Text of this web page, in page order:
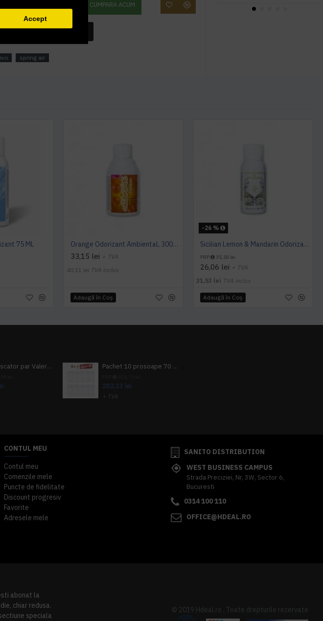
Accept
CUMPARA ACUM
spring air
75 ML Orange Odorizant Ambiental, 3000 utilizari - 163mc, Hygiene Vision
33,15 lei + TVA
40,11 lei TVA inclus
Adaugă în Coş
-26 %
Sicilian Lemon & Mandarin Odorizant MINI, Hygiene 4 You
PRP 35,18 lei
26,06 lei + TVA
31,53 lei TVA inclus
Adaugă în Coş
Pachet Uscator par Valera Action Super Plus + GRATUIT Sampon si gel de dus Tork Pachet 10 prosoape 70 x 140cm 9 + 1 gratuit
282,33 lei
+ TVA
CONTUL MEU
Contul meu
Comenzile mele
Puncte de fidelitate
Discount progresiv
Favorite
Adresele mele
SANITO DISTRIBUTION
WEST BUSINESS CAMPUS
Strada Preciziei, Nr, 3W, Sector 6,
Bucuresti
0314 100 110
OFFICE@HDEAL.RO
abonat la
chiar redusa.
speciala
© 2019 Hdeal.ro , Toate drepturile rezervate